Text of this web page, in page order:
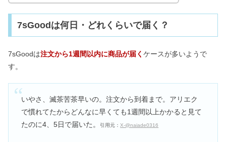
7sGoodは何日・どれくらいで届く？
7sGoodは注文から1週間以内に商品が届く ケースが多いようで
す。
いやさ、滅茶苦茶早いの。注文から到着まで。アリエク
で慣れてたからどんなに早くても1週間以上かかると見て
たのに4、5日で届いた。
引用元：X-@naiade0316